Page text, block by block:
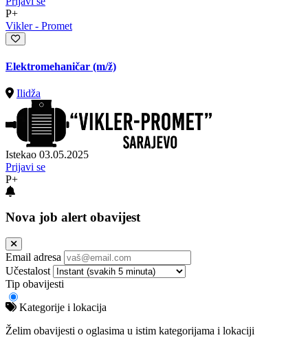
P+
Vikler - Promet
Elektromehaničar (m/ž)
Ilidža
Istekao 03.05.2025
Prijavi se
P+
Nova job alert obavijest
Email adresa
Učestalost
Tip obavijesti
Kategorije i lokacija
Želim obavijesti o oglasima u istim kategorijama i lokaciji